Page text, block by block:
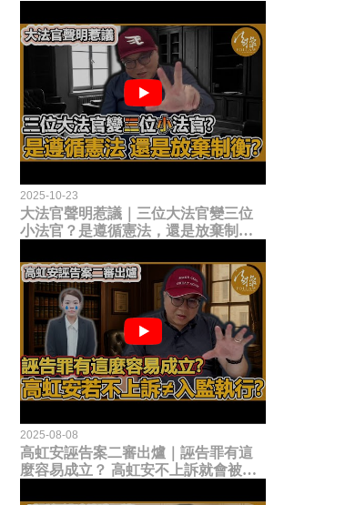
2025-10-23
大法官聲明惹議｜三位大法官變三位
小法官？是遵循憲法，還是放棄制衡
2025-08-08
高虹安誣告案二審出爐｜誣告罪有這
麼容易成立？ 高虹安不上訴就會被